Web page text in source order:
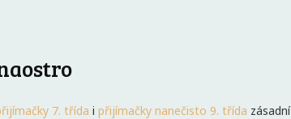
7. třída i přijímačky nanečisto 9. třída zásadní